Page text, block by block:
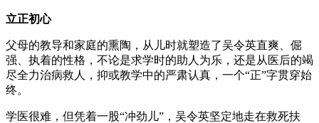
立正初心
父母的教导和家庭的熏陶，从儿时就塑造了吴令英直爽、倔
强、执着的性格，不论是求学时的助人为乐，还是从医后的竭
尽全力治病救人，抑或教学中的严肃认真，一个“正”字贯穿始
终。
学医很难，但凭着一股“冲劲儿”，吴令英坚定地走在救死扶